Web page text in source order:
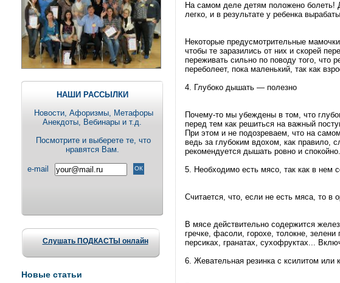
НАШИ РАССЫЛКИ
Новости, Aфоризмы, Метафоры
Анекдоты, Вебинары и т.д.
Посмотрите и выберете те, что
нравятся Вам.
e-mail
Слушать ПОДКАСТЫ онлайн
Новые статьи
На самом деле детям положено болеть!
легко, и в результате у ребенка
Некоторые предусмотрительные
чтобы те заразились от них и скорей
переживать сильно по поводу того, что
переболеет, пока маленький, так как
4. Глубоко дышать — полезно
Почему-то мы убеждены в том, что
перед тем как решиться на важный
При этом и не подозреваем, что на
ведь за глубоким вдохом, как правило,
рекомендуется дышать ровно и спокойно.
5. Необходимо есть мясо, так как в нем
Считается, что, если не есть мяса, то в
В мясе действительно содержится
гречке, фасоли, горохе, толокне,
персиках, гранатах, сухофруктах...
6. Жевательная резинка с ксилитом